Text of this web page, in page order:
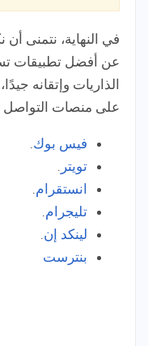
في النهاية، نتمنى
عن أفضل تطبيقات
الذاريات وإتقانه
على منصات التواصل
فيس بوك.
تويتر .
انستقرام.
تليجرام.
لينكد إن.
بنترست